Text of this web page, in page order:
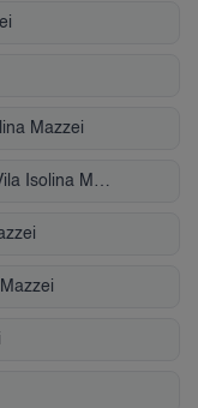
Mazzei
Rua Esmeraldino Cavalcanti Torres, Vila Isolina Mazzei